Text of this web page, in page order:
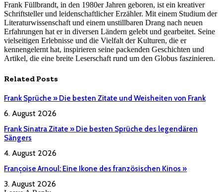
Frank Füllbrandt, in den 1980er Jahren geboren, ist ein kreativer
Schriftsteller und leidenschaftlicher Erzähler. Mit einem Studium der
Literaturwissenschaft und einem unstillbaren Drang nach neuen
Erfahrungen hat er in diversen Ländern gelebt und gearbeitet. Seine
vielseitigen Erlebnisse und die Vielfalt der Kulturen, die er
kennengelernt hat, inspirieren seine packenden Geschichten und
Artikel, die eine breite Leserschaft rund um den Globus faszinieren.
Related Posts
Frank Sprüche » Die besten Zitate und Weisheiten von Frank
6. August 2026
Frank Sinatra Zitate » Die besten Sprüche des legendären
Sängers
4. August 2026
Françoise Arnoul: Eine Ikone des französischen Kinos »
3. August 2026